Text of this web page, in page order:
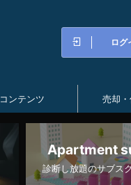
ロ
コンテンツ 売却・
Apartment
診断し放題のサブス